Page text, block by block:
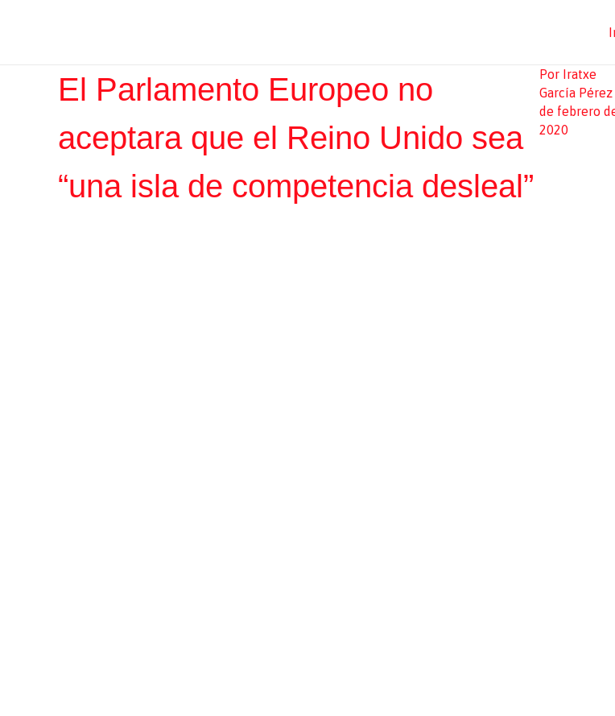
El Parlamento Europeo no
aceptara que el Reino Unido sea
“una isla de competencia desleal”
Por Iratxe
García Pérez
de febrero
2020